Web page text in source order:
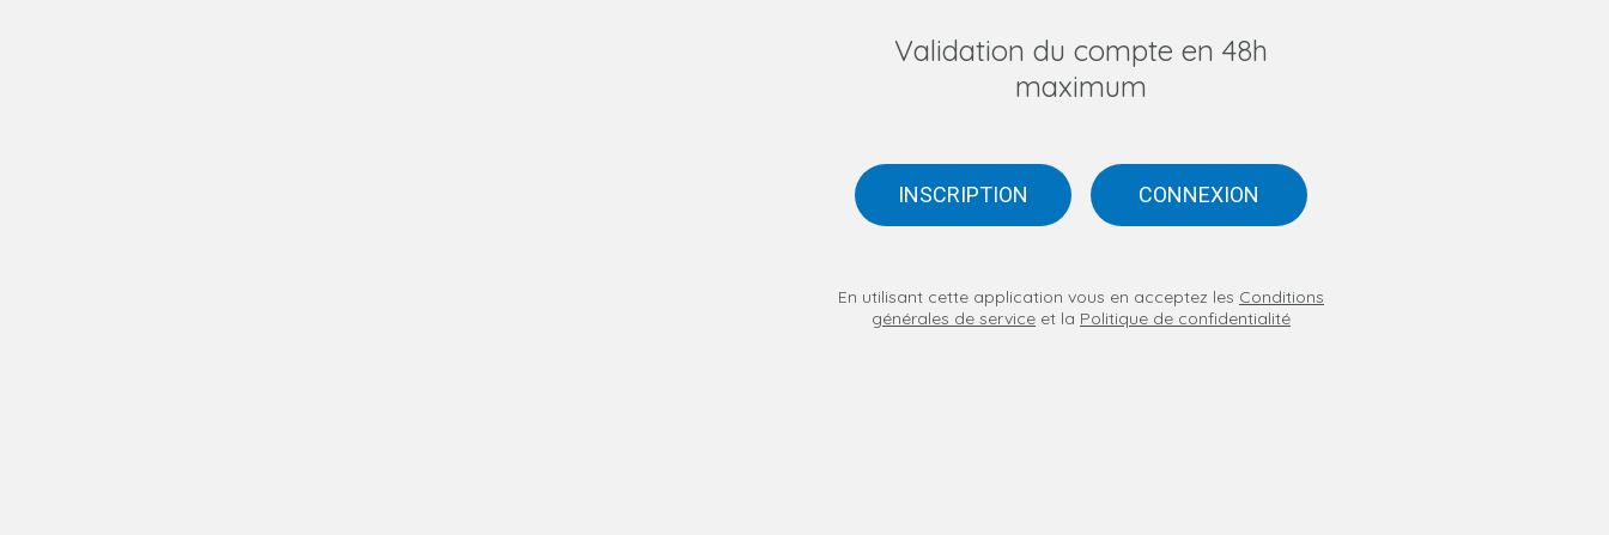
Validation du compte en 48h
maximum
INSCRIPTION CONNEXION
En utilisant cette application vous en acceptez les Conditions
générales de service et la Politique de confidentialité